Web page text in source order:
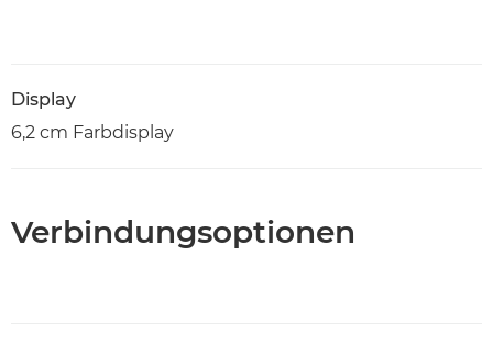
Display
6,2 cm Farbdisplay
Verbindungsoptionen